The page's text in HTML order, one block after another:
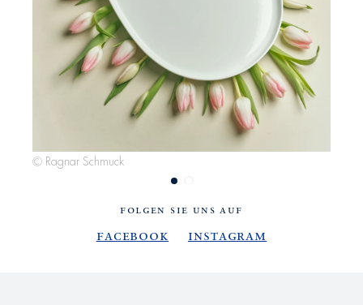
© Ragnar Schmuck
FOLGEN SIE UNS AUF
Facebook Instagram